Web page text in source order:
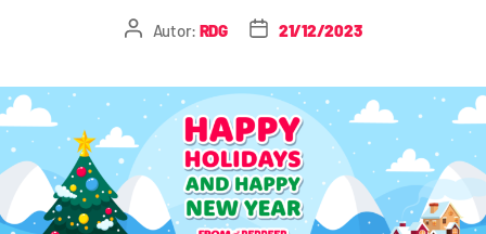
Autor: RDG 21/12/2023